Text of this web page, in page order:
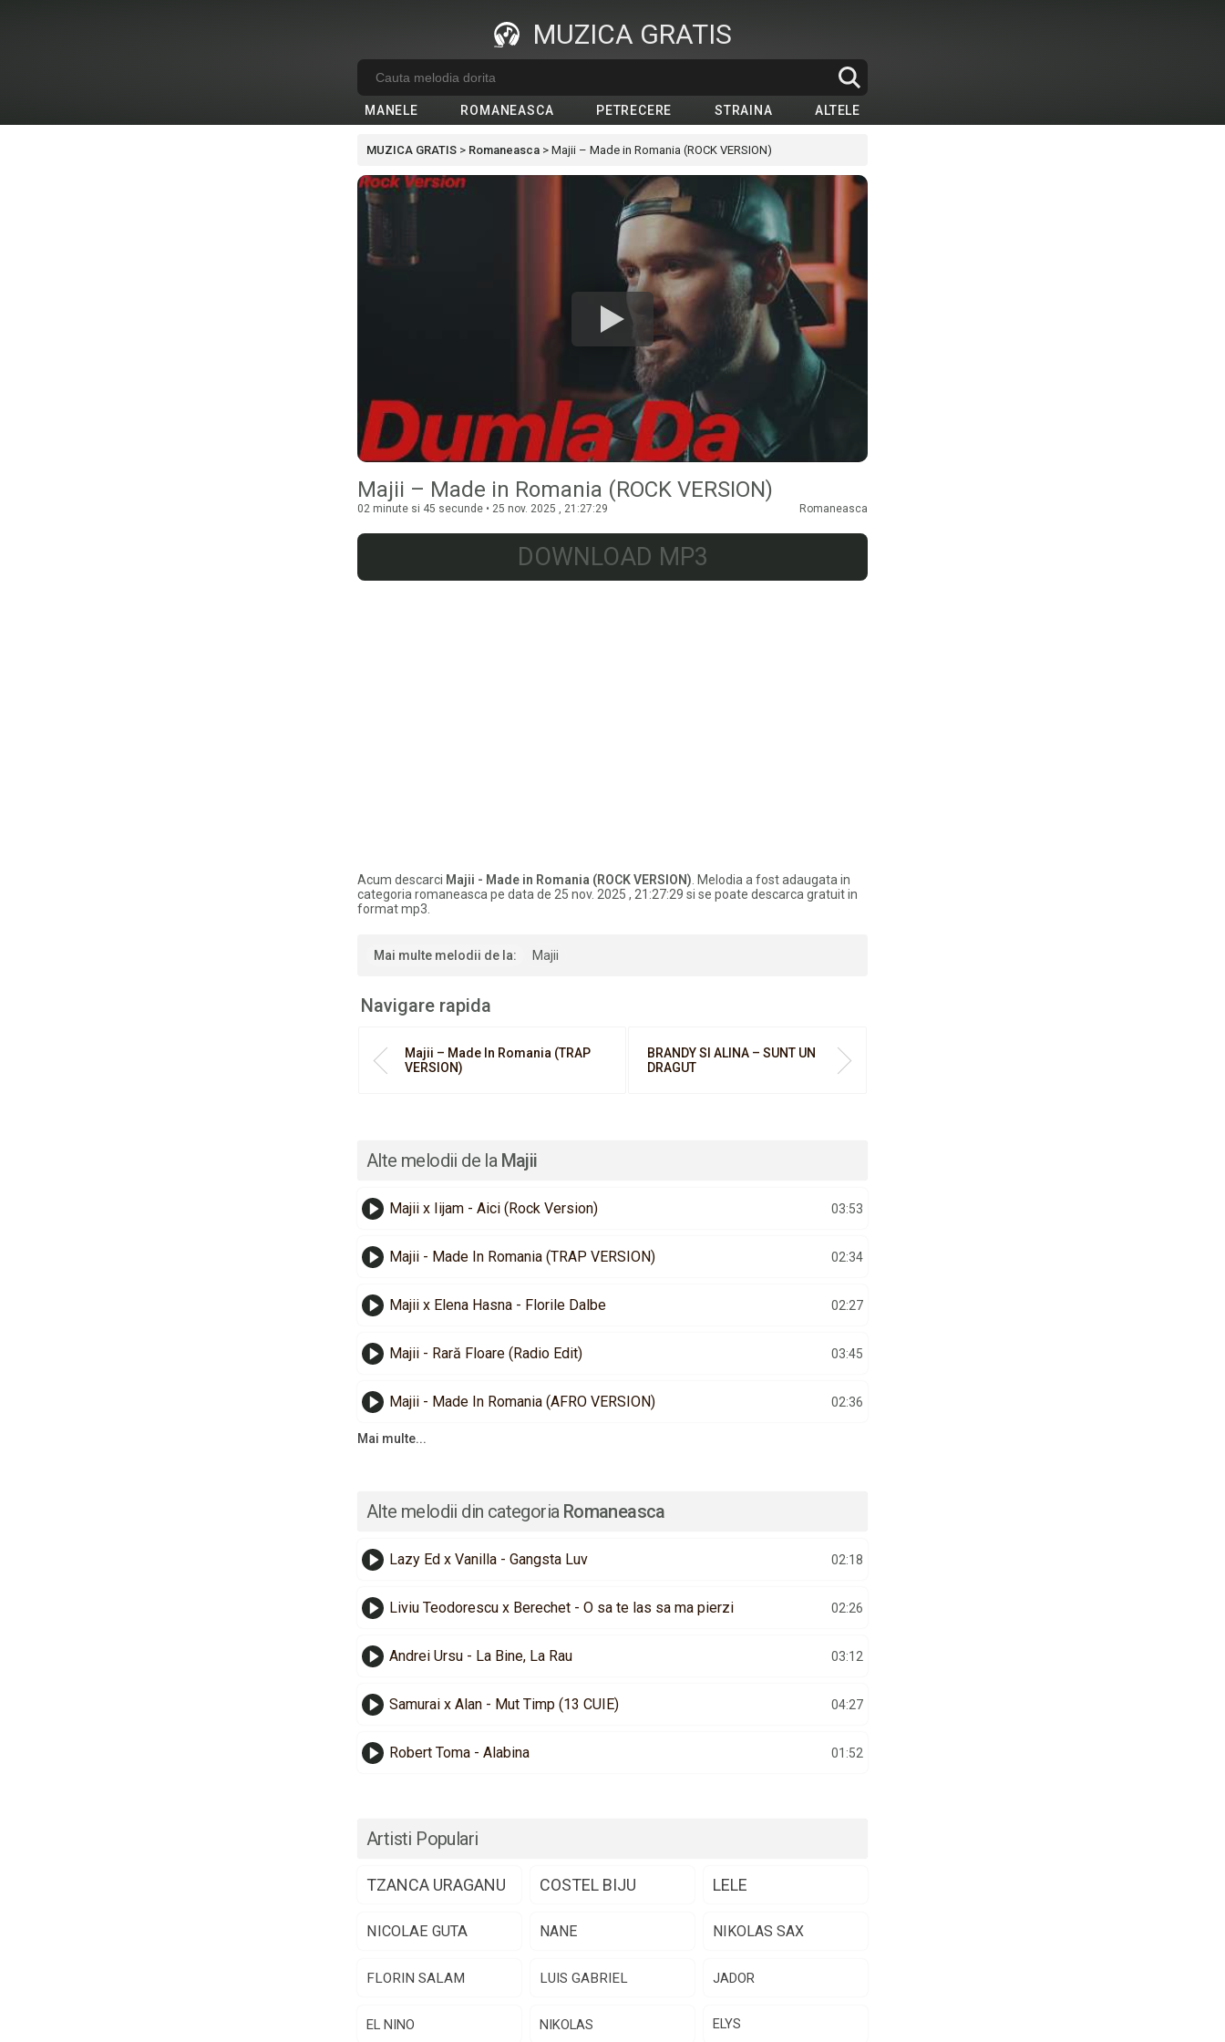
MUZICA GRATIS
MANELE ROMANEASCA PETRECERE STRAINA ALTELE
MUZICA GRATIS > Romaneasca > Majii – Made in Romania (ROCK VERSION)
Majii – Made in Romania (ROCK VERSION)
02 minute si 45 secunde • 25 nov. 2025 , 21:27:29 Romaneasca
DOWNLOAD MP3
Acum descarci Majii - Made in Romania (ROCK VERSION) . Melodia a fost adaugata in
categoria romaneasca pe data de 25 nov. 2025 , 21:27:29 si se poate descarca gratuit in
format mp3.
Mai multe melodii de la: Majii
Navigare rapida
Majii – Made In Romania (TRAP
VERSION)
BRANDY SI ALINA – SUNT UN
DRAGUT
Alte melodii de la Majii
Majii x Iijam - Aici (Rock Version) 03:53
Majii - Made In Romania (TRAP VERSION) 02:34
Majii x Elena Hasna - Florile Dalbe 02:27
Majii - Rară Floare (Radio Edit) 03:45
Majii - Made In Romania (AFRO VERSION) 02:36
Mai multe...
Alte melodii din categoria Romaneasca
Lazy Ed x Vanilla - Gangsta Luv 02:18
Liviu Teodorescu x Berechet - O sa te las sa ma pierzi 02:26
Andrei Ursu - La Bine, La Rau 03:12
Samurai x Alan - Mut Timp (13 CUIE) 04:27
Robert Toma - Alabina 01:52
Artisti Populari
TZANCA URAGANU COSTEL BIJU LELE
NICOLAE GUTA NANE NIKOLAS SAX
FLORIN SALAM LUIS GABRIEL JADOR
EL NINO NIKOLAS ELYS